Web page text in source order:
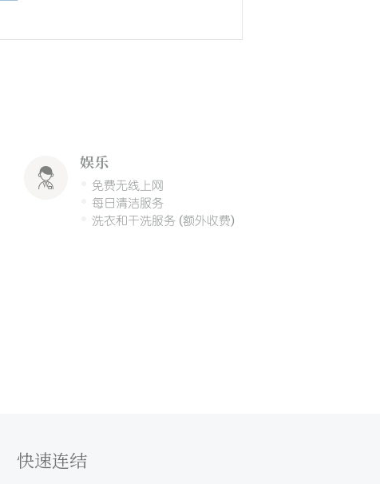
娱乐
免费无线上网
每日清洁服务
洗衣和干洗服务 (额外收费)
快速连结